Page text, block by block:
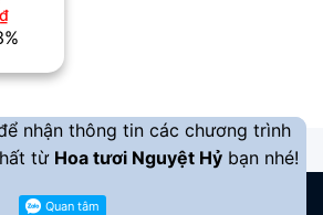
₫Giá
hiện
tại
4.500.000 ₫.
nhận thông tin các chương trình
từ Hoa tươi Nguyệt Hỷ bạn nhé!